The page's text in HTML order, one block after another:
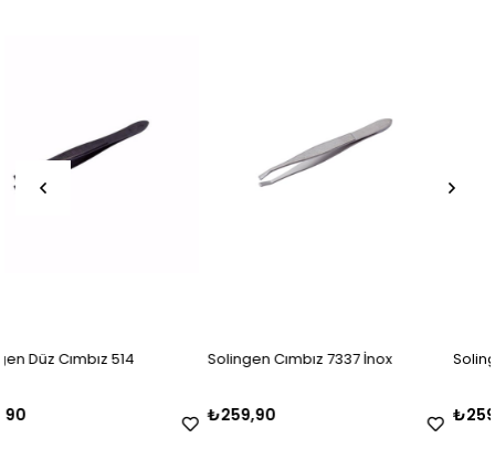
Solingen Cımbız 7337 İnox Solingen Cımbız Inox